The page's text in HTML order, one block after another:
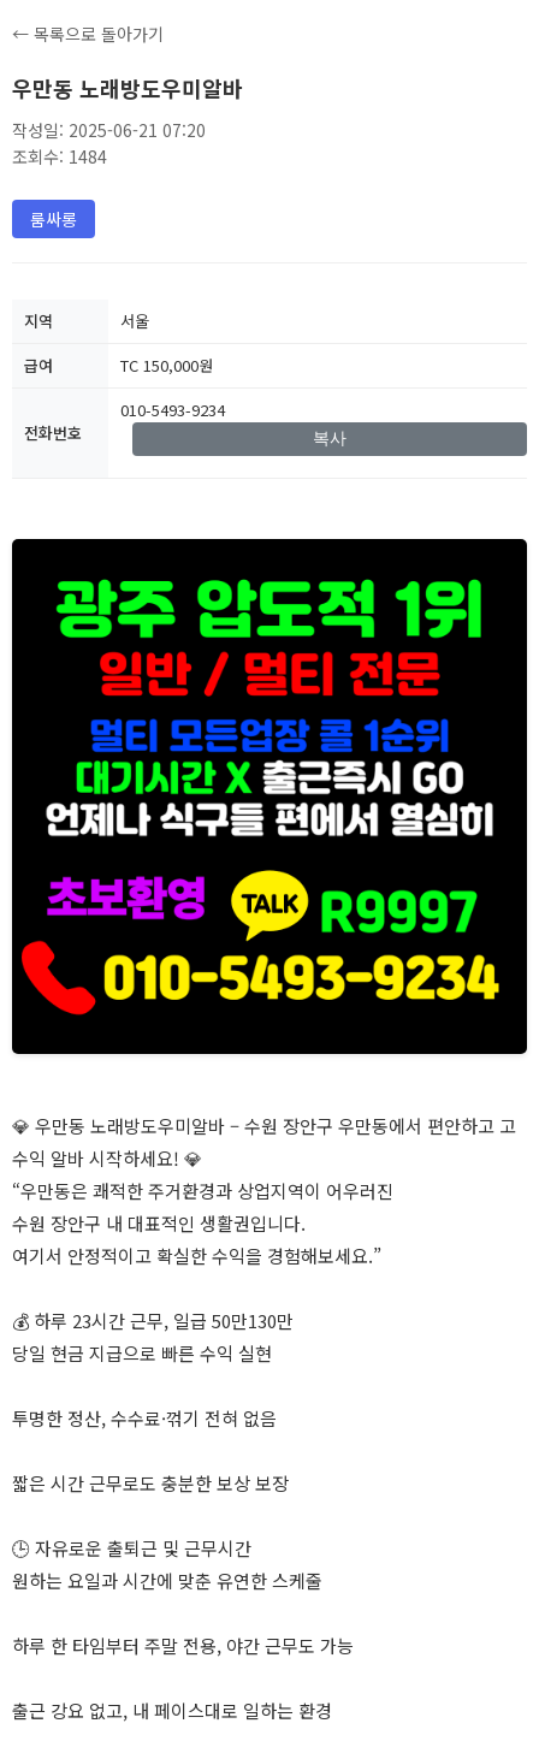
← 목록으로 돌아가기
우만동 노래방도우미알바
작성일: 2025-06-21 07:20
조회수: 1484
룸싸롱
지역
서울
급여
TC 150,000원
전화번호
010-5493-9234
복사
💎 우만동 노래방도우미알바 – 수원 장안구 우만동에서 편안하고 고
수익 알바 시작하세요! 💎
“우만동은 쾌적한 주거환경과 상업지역이 어우러진
수원 장안구 내 대표적인 생활권입니다.
여기서 안정적이고 확실한 수익을 경험해보세요.”
💰 하루 23시간 근무, 일급 50만130만
당일 현금 지급으로 빠른 수익 실현
투명한 정산, 수수료·꺾기 전혀 없음
짧은 시간 근무로도 충분한 보상 보장
🕒 자유로운 출퇴근 및 근무시간
원하는 요일과 시간에 맞춘 유연한 스케줄
하루 한 타임부터 주말 전용, 야간 근무도 가능
출근 강요 없고, 내 페이스대로 일하는 환경